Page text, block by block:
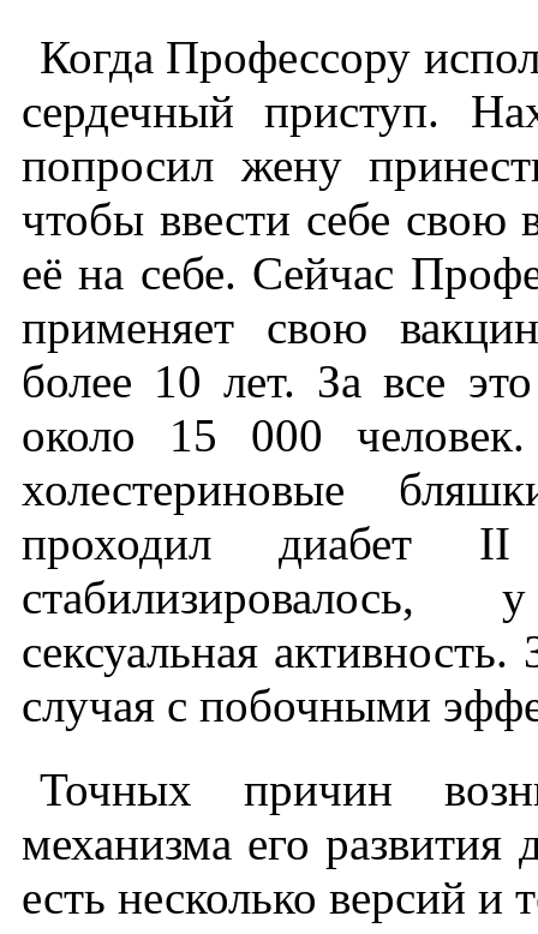
Когда Профессору
сердечный приступ.
попросил жену
чтобы ввести себе свою
её на себе. Сейчас
применяет свою
более 10 лет. За все
около 15 000
холестериновые
проходил диабет II
сексуальная
случая с побочными
Точных причин
механизма его развития
есть несколько версий и